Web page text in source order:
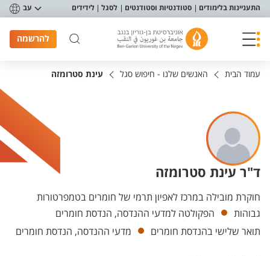
תפריט נגישות
התעניינות בלימודים סטודנטיות וסטודנטים לסגל לידידים עב
להרשמה
עמוד הבית האנשים שלנו - חיפוש סגל עינת סטרומזה
ד"ר עינת סטרומזה
יחידות
חוקרת מובילה במרכז לאפיון תרמי של חומרים בטמפרטורות
גבוהות
הפקולטה למדעי ההנדסה, הנדסת חומרים
תואר שלישי בהנדסת חומרים
מדעי ההנדסה, הנדסת חומרים